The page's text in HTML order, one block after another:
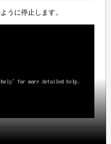
うに停止します。